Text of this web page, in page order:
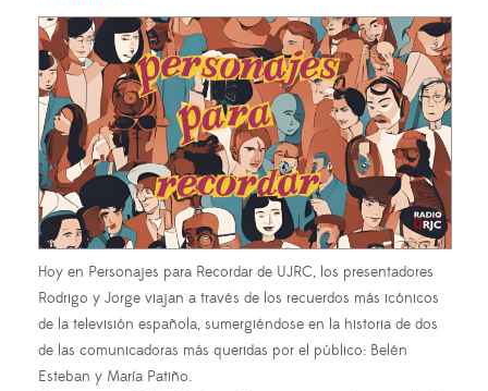
Hoy en Personajes para Recordar de UJRC, los presentadores
Rodrigo y Jorge viajan a través de los recuerdos más icónicos
de la televisión española, sumergiéndose en la historia de dos
de las comunicadoras más queridas por el público: Belén
Esteban y María Patiño.